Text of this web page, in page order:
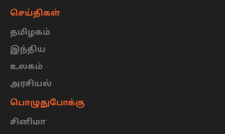
செய்திகள்
தமிழகம்
இந்திய
உலகம்
அரசியல்
பொழுதுபோக்கு
சினிமா